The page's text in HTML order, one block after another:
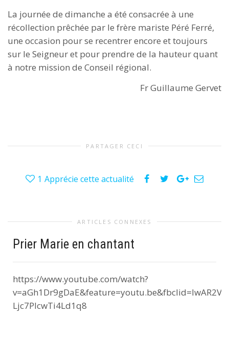
La journée de dimanche a été consacrée à une
récollection prêchée par le frère mariste Péré Ferré,
une occasion pour se recentrer encore et toujours
sur le Seigneur et pour prendre de la hauteur quant
à notre mission de Conseil régional.
Fr Guillaume Gervet
PARTAGER CECI
1 Apprécie cette actualité
ARTICLES CONNEXES
Prier Marie en chantant
https://www.youtube.com/watch?
Ljc7PIcwTi4Ld1q8